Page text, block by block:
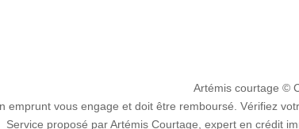
Artémis courtage ©
emprunt vous engage et doit être remboursé. Vérifiez
Service proposé par Artémis Courtage, expert en crédit